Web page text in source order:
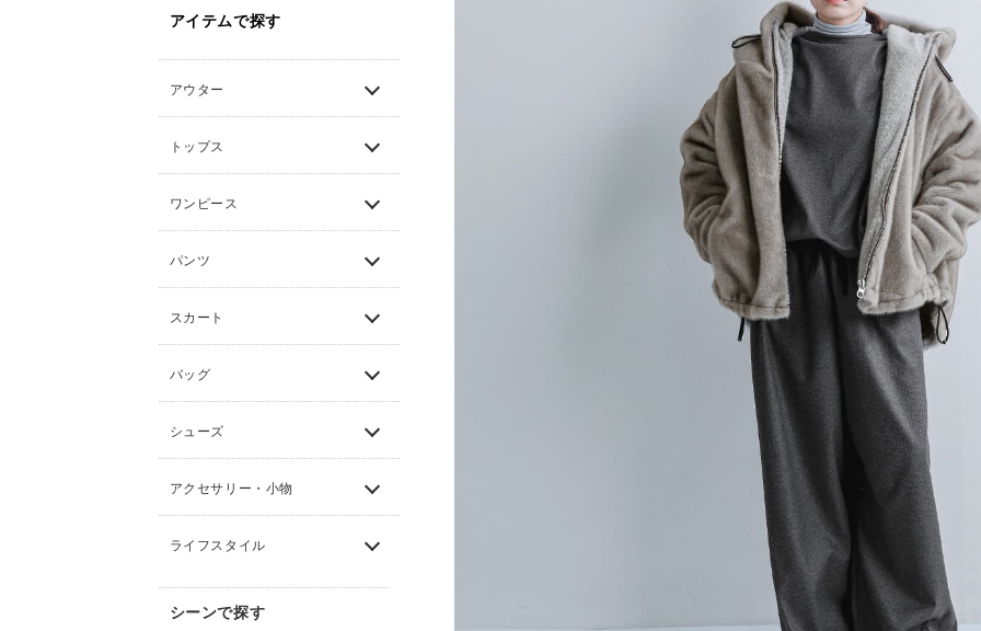
アイテムで探す
アウター
トップス
ワンピース
パンツ
スカート
バッグ
シューズ
アクセサリー・小物
ライフスタイル
シーンで探す